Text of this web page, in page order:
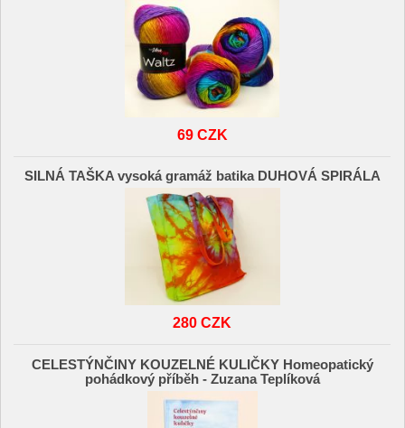
69 CZK
SILNÁ TAŠKA vysoká gramáž batika DUHOVÁ SPIRÁLA
280 CZK
CELESTÝNČINY KOUZELNÉ KULIČKY Homeopatický
pohádkový příběh - Zuzana Teplíková